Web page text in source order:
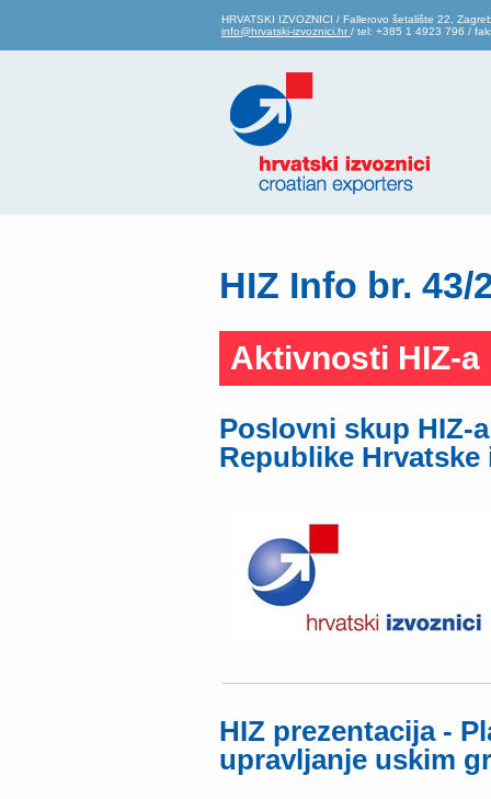
HRVATSKI IZVOZNICI / Fallerovo šetalište 22,
info@hrvatski-izvoznici.hr / tel: +385 1 4923 796 /
HIZ Info br. 43/
Aktivnosti HIZ-a
Poslovni skup HIZ-
Republike Hrvatske
HIZ prezentacija -
upravljanje uskim